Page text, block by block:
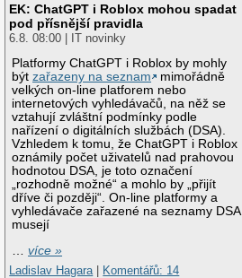
EK: ChatGPT i Roblox mohou spadat
pod přísnější pravidla
6.8. 08:00 | IT novinky
Platformy ChatGPT i Roblox by mohly
býtzařazeny na seznam
mimořádně
velkých on-line platforem nebo
internetových vyhledávačů, na něž se
vztahují zvláštní podmínky podle
nařízení o digitálních službách (DSA).
Vzhledem k tomu, že ChatGPT i Roblox
oznámily počet uživatelů nad prahovou
hodnotou DSA, je toto označení
„rozhodně možné“ a mohlo by „přijít
dříve či později“. On-line platformy a
vyhledávače zařazené na seznamy DSA
musejí
…více »
Ladislav Hagara | Komentářů: 14